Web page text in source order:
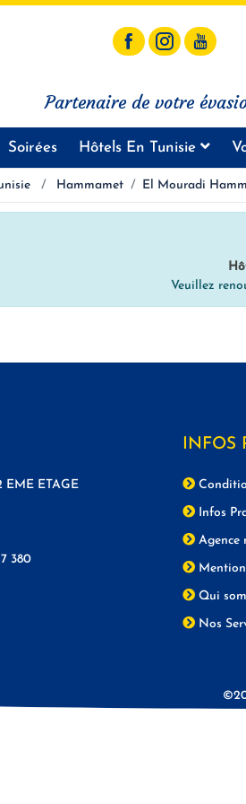
Partenaire de votre
Soirées Hôtels En Tunisie
Hammamet El Mouradi
Veuillez
EME ETAGE
380
INFOS
Infos
Agence
Qui
Nos